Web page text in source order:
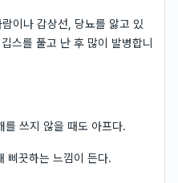
이나 갑상선, 당뇨를 앓고 있
스를 풀고 난 후 많이 발병합니
를 쓰지 않을 때도 아프다.
삐끗하는 느낌이 든다.